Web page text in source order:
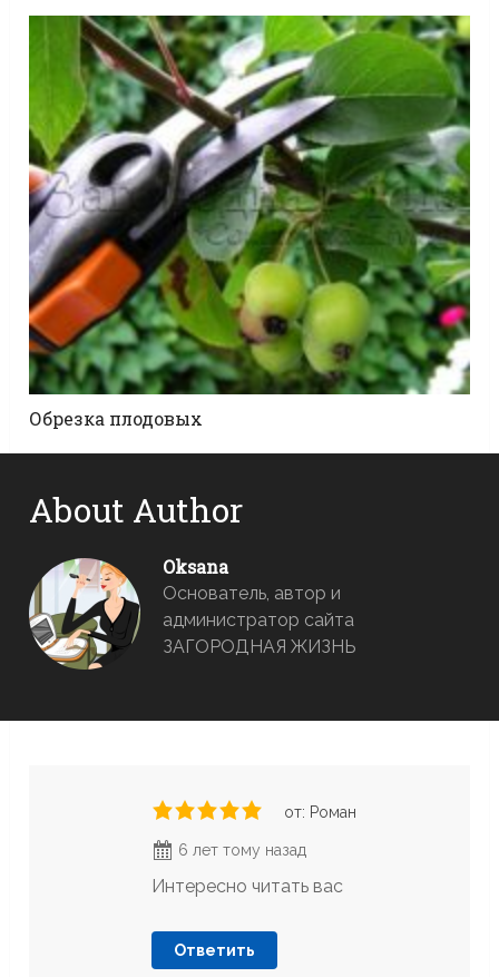
Обрезка плодовых
About Author
Oksana
Основатель, автор и
администратор сайта
ЗАГОРОДНАЯ ЖИЗНЬ
от: Роман
6 лет тому назад
Интересно читать вас
Ответить